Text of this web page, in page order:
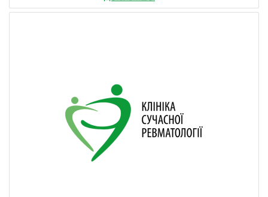
👍 Долучайтеся до діалогу, задавайте питання та
висловлюйте власну думку - зробіть навчання
дієвішим. Ми намагаємось відповідати і після